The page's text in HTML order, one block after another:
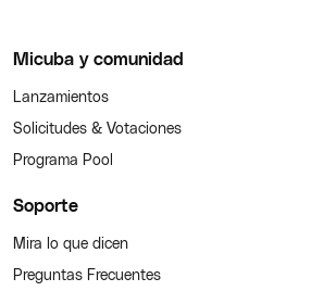
Micuba y comunidad
Lanzamientos
Solicitudes & Votaciones
Programa Pool
Soporte
Mira lo que dicen
Preguntas Frecuentes